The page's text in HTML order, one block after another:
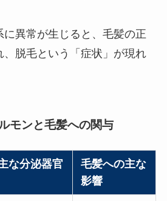
に異常が生じると、毛髪の正
脱毛という「症状」が現れ
モンと毛髪への関与
な分泌器官
毛髪への主な
影響